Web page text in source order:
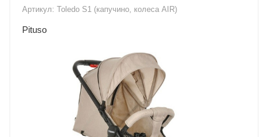
Артикул: Toledo S1 (капучино, колеса AIR)
Pituso